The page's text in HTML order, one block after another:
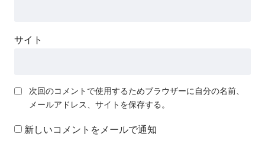
サイト
次回のコメントで使用するためブラウザーに自分の名前、
メールアドレス、サイトを保存する。
新しいコメントをメールで通知